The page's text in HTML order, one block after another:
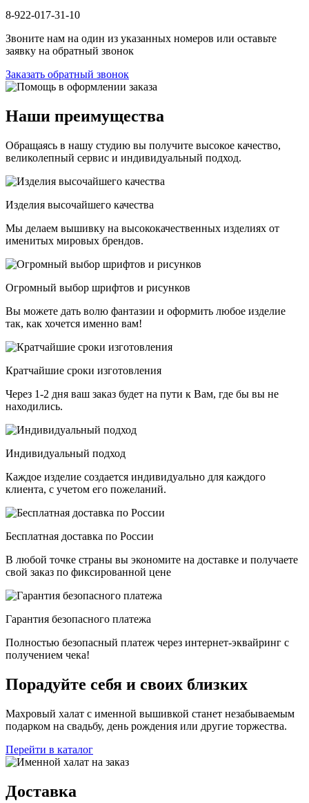
8-922-017-31-10
Звоните нам на один из указанных номеров или оставьте
заявку на обратный звонок
Заказать обратный звонок
Наши преимущества
Обращаясь в нашу студию вы получите высокое качество,
великолепный сервис и индивидуальный подход.
Изделия высочайшего качества
Мы делаем вышивку на высококачественных изделиях от
именитых мировых брендов.
Огромный выбор шрифтов и рисунков
Вы можете дать волю фантазии и оформить любое изделие
так, как хочется именно вам!
Кратчайшие сроки изготовления
Через 1-2 дня ваш заказ будет на пути к Вам, где бы вы не
находились.
Индивидуальный подход
Каждое изделие создается индивидуально для каждого
клиента, с учетом его пожеланий.
Бесплатная доставка по России
В любой точке страны вы экономите на доставке и получаете
свой заказ по фиксированной цене
Гарантия безопасного платежа
Полностью безопасный платеж через интернет-эквайринг с
получением чека!
Порадуйте себя и своих близких
Махровый халат с именной вышивкой станет незабываемым
подарком на свадьбу, день рождения или другие торжества.
Перейти в каталог
Доставка